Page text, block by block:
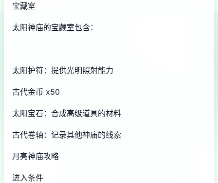
宝藏室
太阳神庙的宝藏室包含：
太阳护符：提供光明照射能力
古代金币 x50
太阳宝石：合成高级道具的材料
古代卷轴：记录其他神庙的线索
月亮神庙攻略
进入条件